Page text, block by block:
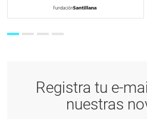
Registra tu e-
nuestras